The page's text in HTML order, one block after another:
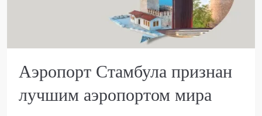
Аэропорт Стамбула признан
лучшим аэропортом мира